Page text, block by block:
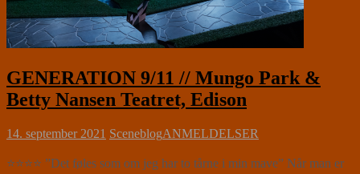
GENERATION 9/11 // Mungo Park &
Betty Nansen Teatret, Edison
14. september 2021 SceneblogANMELDELSER
⭐⭐⭐⭐ ”Det føles som om jeg har to tårne i min mave” Når man er